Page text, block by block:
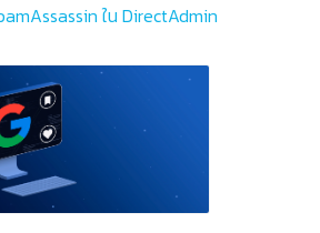
ใน DirectAdmin